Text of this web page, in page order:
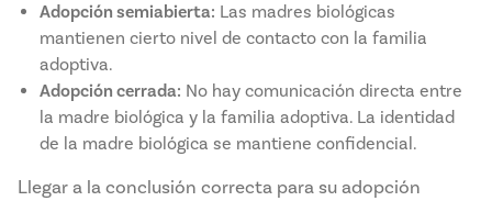
Adopción semiabierta: Las madres biológicas
mantienen cierto nivel de contacto con la familia
adoptiva.
Adopción cerrada: No hay comunicación directa entre
la madre biológica y la familia adoptiva. La identidad
de la madre biológica se mantiene confidencial.
Llegar a la conclusión correcta para su adopción